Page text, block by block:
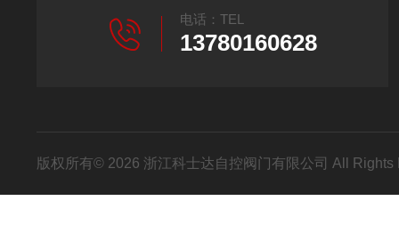
电话：TEL
13780160628
版权所有© 2026 浙江科士达自控阀门有限公司 All